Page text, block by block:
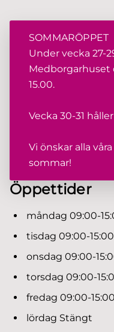
SOMMARÖPPET
Under vecka 27-
Medborgarhuset
15.00.
Vecka 30-31
Vi önskar alla
sommar!
Öppettider
måndag 09:00-
tisdag 09:00-15:00
onsdag 09:00-
torsdag 09:00-
fredag 09:00-15:00
lördag Stängt